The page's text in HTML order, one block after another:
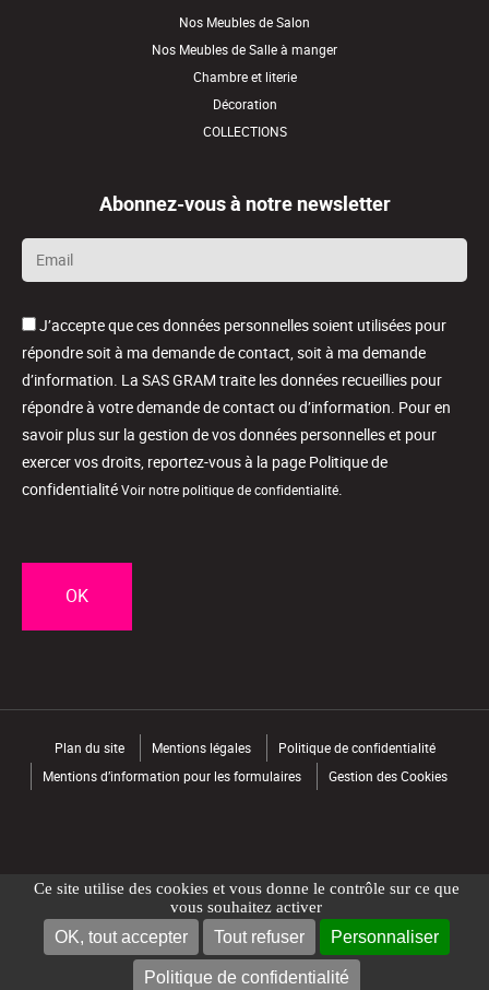
Ce site utilise des cookies et vous donne le contrôle sur ce que
vous souhaitez activer
OK, tout accepter Tout refuser Personnaliser
Politique de confidentialité
NOUS CONTACTER TROUVER UN MAGASIN
Nos Meubles de Salon
Nos Meubles de Salle à manger
Chambre et literie
Décoration
COLLECTIONS
Abonnez-vous à notre newsletter
Email
*
J’accepte que ces données personnelles soient utilisées pour
répondre soit à ma demande de contact, soit à ma demande
d’information. La SAS GRAM traite les données recueillies pour
répondre à votre demande de contact ou d’information. Pour en
savoir plus sur la gestion de vos données personnelles et pour
exercer vos droits, reportez-vous à la page Politique de
confidentialitéVoir notre politique de confidentialité.
Plan du site Mentions légales
Politique de confidentialité
Mentions d’information pour les formulaires
Gestion des Cookies